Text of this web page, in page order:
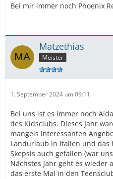
Bei mir immer noch Phoenix
Matzethias
Meister
1. September 2024 um 09:11
Bei uns ist es immer noch
des Kidsclubs. Dieses Jahr
mangels interessanten
Landurlaub in Italien und
Skepsis auch gefallen (war
Nächstes Jahr geht es wieder
das erste Mal in den